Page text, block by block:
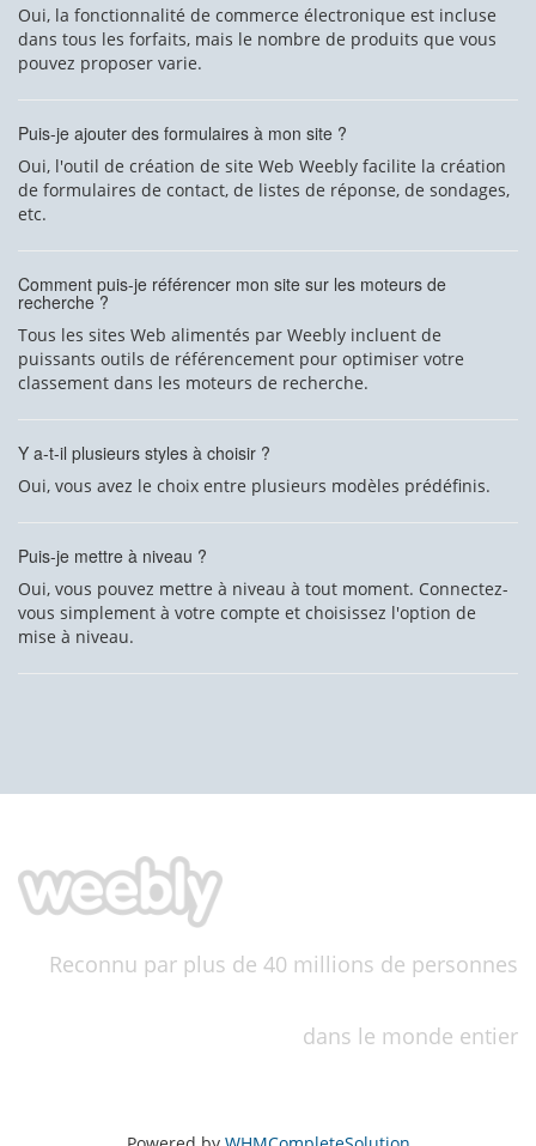
Oui, la fonctionnalité de commerce électronique est incluse
dans tous les forfaits, mais le nombre de produits que vous
pouvez proposer varie.
Puis-je ajouter des formulaires à mon site ?
Oui, l'outil de création de site Web Weebly facilite la création
de formulaires de contact, de listes de réponse, de sondages,
etc.
Comment puis-je référencer mon site sur les moteurs de
recherche ?
Tous les sites Web alimentés par Weebly incluent de
puissants outils de référencement pour optimiser votre
classement dans les moteurs de recherche.
Y a-t-il plusieurs styles à choisir ?
Oui, vous avez le choix entre plusieurs modèles prédéfinis.
Puis-je mettre à niveau ?
Oui, vous pouvez mettre à niveau à tout moment. Connectez-
vous simplement à votre compte et choisissez l'option de
mise à niveau.
Reconnu par plus de 40 millions de personnes
dans le monde entier